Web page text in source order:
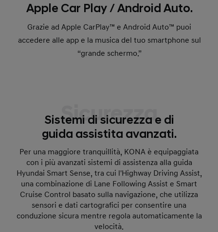
Apple Car Play / Android Auto.
Grazie ad Apple CarPlay™ e Android Auto™ puoi
accedere alle app e la musica del tuo smartphone sul
“grande schermo.”
Sicurezza
Sistemi di sicurezza e di
guida assistita avanzati.
Per una maggiore tranquillità, KONA è equipaggiata
con i più avanzati sistemi di assistenza alla guida
Hyundai Smart Sense, tra cui l'Highway Driving Assist,
una combinazione di Lane Following Assist e Smart
Cruise Control basato sulla navigazione, che utilizza
sensori e dati cartografici per consentire una
conduzione sicura mentre regola automaticamente la
velocità.